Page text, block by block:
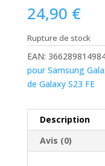
24,90 €
Rupture de stock
EAN:
pour Samsung
de Galaxy S23 FE
Description
Avis (0)